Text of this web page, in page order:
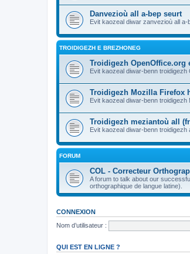
Danvezioù all a-bep seurt
Evit kaozeal diwar zanvezioù all
TROIDIGEZH E BREZHONEG
Troidigezh OpenOffice.org
Evit kaozeal diwar-benn
Troidigezh Mozilla Firefox
Evit kaozeal diwar-benn
Troidigezh meziantoù all
Evit kaozeal diwar-benn
FORUM
COL - Correcteur
A forum to talk about our
orthographique de langue latine).
CONNEXION
Nom d’utilisateur :
QUI EST EN LIGNE ?